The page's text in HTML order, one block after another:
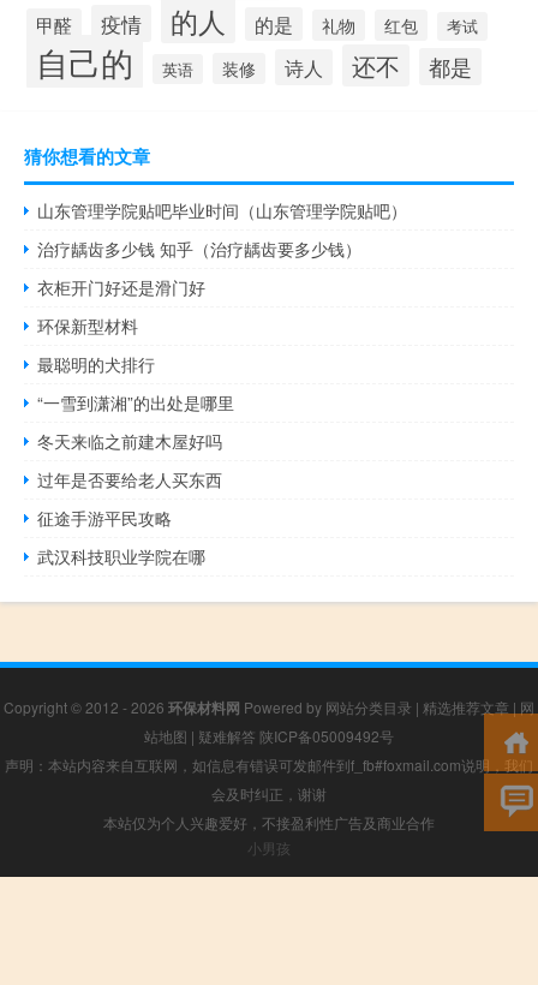
甲醛 疫情 的人 的是 礼物 红包 考试
自己的 英语 装修 诗人 还不 都是
猜你想看的文章
山东管理学院贴吧毕业时间（山东管理学院贴吧）
治疗龋齿多少钱 知乎（治疗龋齿要多少钱）
衣柜开门好还是滑门好
环保新型材料
最聪明的犬排行
“一雪到潇湘”的出处是哪里
冬天来临之前建木屋好吗
过年是否要给老人买东西
征途手游平民攻略
武汉科技职业学院在哪
Copyright © 2012 - 2026 环保材料网 Powered by 网站分类目录 | 精选推荐文章 | 网
站地图 | 疑难解答 陕ICP备05009492号
声明：本站内容来自互联网，如信息有错误可发邮件到f_fb#foxmail.com说明，我们
会及时纠正，谢谢
本站仅为个人兴趣爱好，不接盈利性广告及商业合作
小男孩